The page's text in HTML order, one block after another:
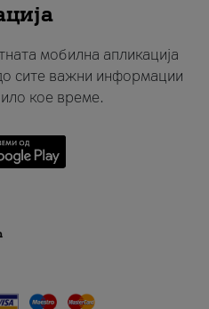
мобилна апликација
сите важни информации
кое време.